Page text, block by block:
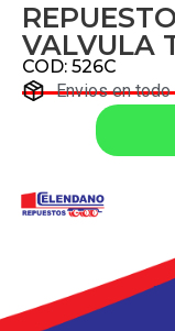
VALVULA
COD: 526C
Envios en todo